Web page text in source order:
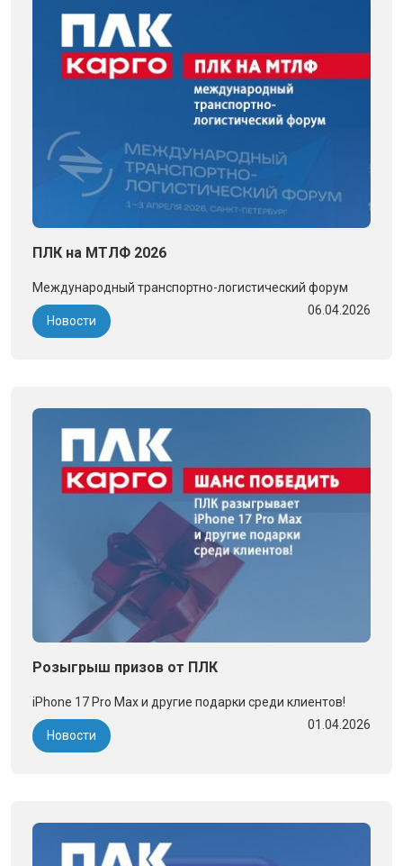
ПЛК на МТЛФ 2026
Международный транспортно-логистический форум
Новости
06.04.2026
Розыгрыш призов от ПЛК
iPhone 17 Pro Max и другие подарки среди клиентов!
Новости
01.04.2026